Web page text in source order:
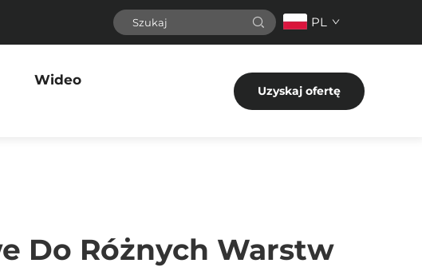
PL
Wideo
Uzyskaj ofertę
Do Różnych Warstw